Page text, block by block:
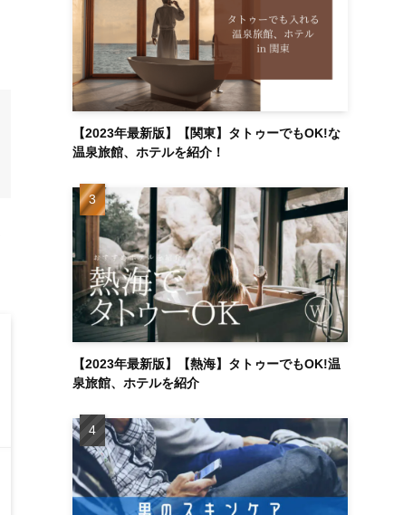
【2023年最新版】【関東】タトゥーでもOK!な
温泉旅館、ホテルを紹介！
【2023年最新版】【熱海】タトゥーでもOK!温
泉旅館、ホテルを紹介